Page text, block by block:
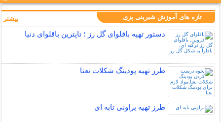
تازه های آموزش شیرینی پزی
دستور تهیه باقلوای گل رز ؛ تاپترین باقلوای دنیا
طرز تهیه پودینگ شکلات نعنا
طرز تهیه براونی تابه ای
بیشتر